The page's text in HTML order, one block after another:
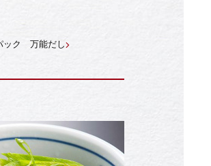
ック 万能だし